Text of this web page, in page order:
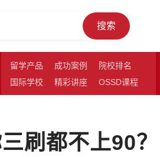
搜索
留学产品 成功案例
院校排名
国际学校
精彩讲座 OSSD课程
刷都不上90？